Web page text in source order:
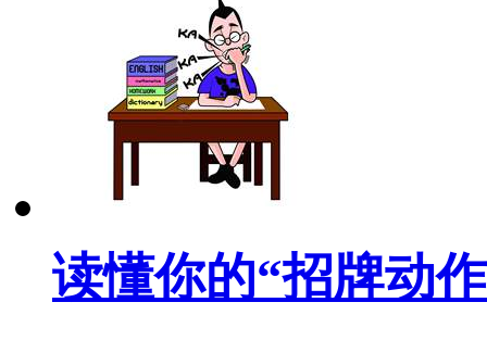
读懂你的“招牌动